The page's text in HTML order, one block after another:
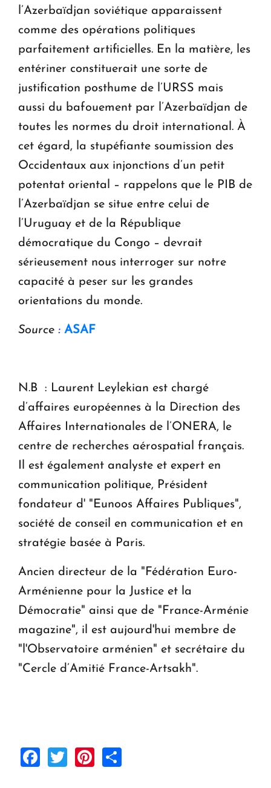
l’Azerbaïdjan soviétique apparaissent
comme des opérations politiques
parfaitement artificielles. En la matière, les
entériner constituerait une sorte de
justification posthume de l’URSS mais
aussi du bafouement par l’Azerbaïdjan de
toutes les normes du droit international. À
cet égard, la stupéfiante soumission des
Occidentaux aux injonctions d’un petit
potentat oriental – rappelons que le PIB de
l’Azerbaïdjan se situe entre celui de
l’Uruguay et de la République
démocratique du Congo – devrait
sérieusement nous interroger sur notre
capacité à peser sur les grandes
orientations du monde.
Source : ASAF
N.B : Laurent Leylekian est chargé
d’affaires européennes à la Direction des
Affaires Internationales de l’ONERA, le
centre de recherches aérospatial français.
Il est également analyste et expert en
communication politique, Président
fondateur d' "Eunoos Affaires Publiques",
société de conseil en communication et en
stratégie basée à Paris.
Ancien directeur de la "Fédération Euro-
Arménienne pour la Justice et la
Démocratie" ainsi que de "France-Arménie
magazine", il est aujourd'hui membre de
"l'Observatoire arménien" et secrétaire du
"Cercle d’Amitié France-Artsakh".
Facebook
TwitterPinterest